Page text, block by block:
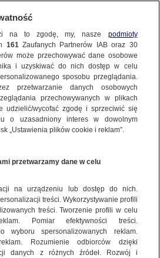
Materiał
dobry!
do wszystkich usług
się!
na to zgodę, my, nasze podmioty
161Zaufanych Partnerów IAB oraz 30
może przechowywać dane osobowe
i uzyskiwać do nich dostęp w celu
sposobu przeglądania.
przetwarzanie danych osobowych
przechowywanych w plikach
udzielić/wycofać zgodę i sprzeciwić się
o uzasadniony interes w dowolnym
„Ustawienia plików cookie i reklam”.
przetwarzamy dane w celu
na urządzeniu lub dostęp do nich.
treści. Wykorzystywanie profili
treści. Tworzenie profili w celu
Pomiar efektywności treści.
wyboru spersonalizowanych reklam.
Rozumienie odbiorców dzięki
danych z różnych źródeł. Rozwój i